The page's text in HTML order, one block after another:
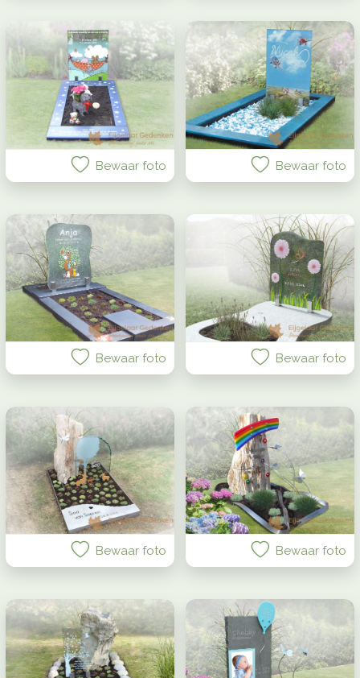
Bewaar foto Bewaar foto
Bewaar foto Bewaar foto
Bewaar foto Bewaar foto